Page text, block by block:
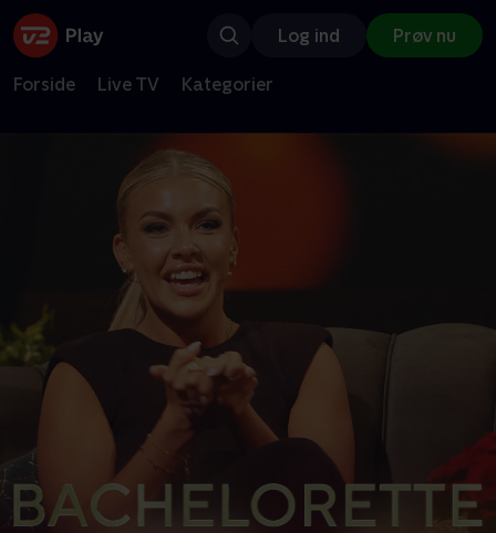
Log ind Prøv nu
Forside Live TV Kategorier